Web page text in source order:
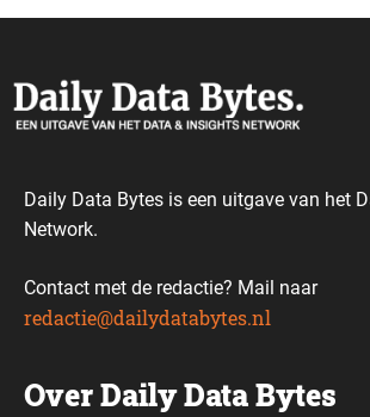
Daily Data Bytes is een uitgave van het
Network.
Contact met de redactie? Mail naar
redactie@dailydatabytes.nl
Over Daily Data Bytes